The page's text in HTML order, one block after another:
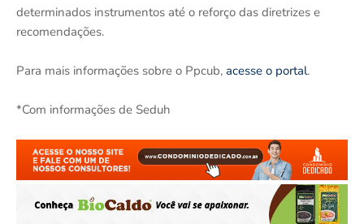
determinados instrumentos até o reforço das diretrizes e
recomendações.
Para mais informações sobre o Ppcub, acesse o portal.
*Com informações de Seduh